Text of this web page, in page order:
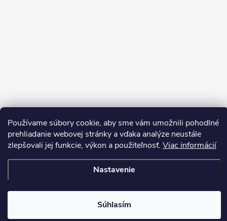
Používame súbory cookie, aby sme vám umožnili pohodlné
prehliadanie webovej stránky a vďaka analýze neustále
zlepšovali jej funkcie, výkon a použiteľnosť. Viac informácií
Nastavenie
Súhlasím
Sledovať na Instagrame
Vytvoril Shoptet Premium